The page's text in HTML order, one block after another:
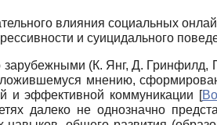
влияния социальных
и суицидального
зарубежными (К. Янг, Д.
мнению,
и эффективной коммуникации [
далеко не однозначно